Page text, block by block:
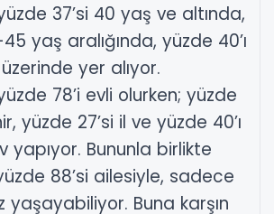
yüzde 37’si 40 yaş ve altında,
yaş aralığında, yüzde 40’ı
yer alıyor.
yüzde 78’i evli olurken; yüzde
yüzde 27’si il ve yüzde 40’ı
Bununla birlikte
yüzde 88’si ailesiyle, sadece
yaşayabiliyor. Buna karşın